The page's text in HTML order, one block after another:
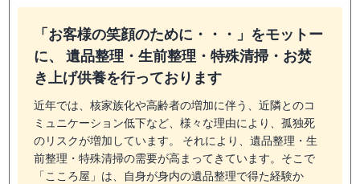
「お客様の笑顔のために・・・」をモットー
に、 遺品整理・生前整理・特殊清掃・お焚
き上げ供養を行っております
近年では、核家族化や高齢者の増加に伴う、近隣とのコ
ミュニケーション低下など、様々な理由により、孤独死
のリスクが増加しています。 それにより、遺品整理・生
前整理・特殊清掃の需要が高まってきています。そこで
「こころ屋」は、自身が身内の遺品整理で得た経験か